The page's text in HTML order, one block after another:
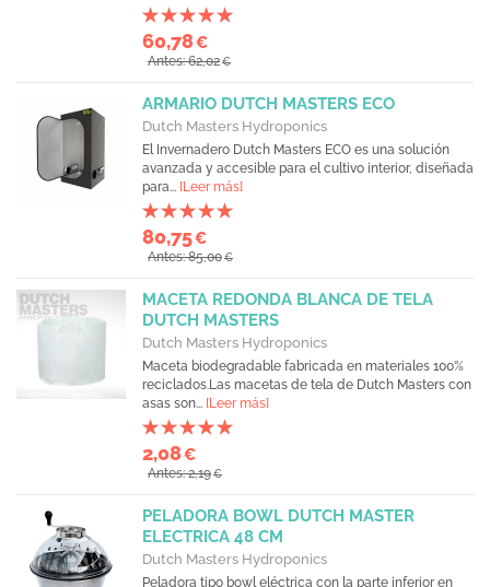
60,78€
Antes: 62,02€
ARMARIO DUTCH MASTERS ECO
Dutch Masters Hydroponics
El Invernadero Dutch Masters ECO es una solución
avanzada y accesible para el cultivo interior, diseñada
para... [Leer más]
80,75€
Antes: 85,00€
MACETA REDONDA BLANCA DE TELA
DUTCH MASTERS
Dutch Masters Hydroponics
Maceta biodegradable fabricada en materiales 100%
reciclados.Las macetas de tela de Dutch Masters con
asas son... [Leer más]
2,08€
Antes: 2,19€
PELADORA BOWL DUTCH MASTER
ELECTRICA 48 CM
Dutch Masters Hydroponics
Peladora tipo bowl eléctrica con la parte inferior en